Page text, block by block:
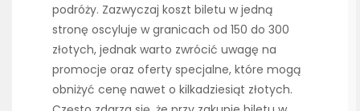
podróży. Zazwyczaj koszt biletu w jedną
stronę oscyluje w granicach od 150 do 300
złotych, jednak warto zwrócić uwagę na
promocje oraz oferty specjalne, które mogą
obniżyć cenę nawet o kilkadziesiąt złotych.